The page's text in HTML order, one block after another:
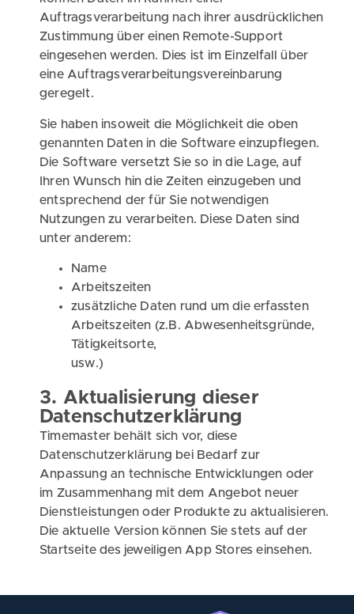
Auftragsverarbeitung nach ihrer ausdrücklichen
Zustimmung über einen Remote-Support
eingesehen werden. Dies ist im Einzelfall über
eine Auftragsverarbeitungsvereinbarung
geregelt.
Sie haben insoweit die Möglichkeit die oben
genannten Daten in die Software einzupflegen.
Die Software versetzt Sie so in die Lage, auf
Ihren Wunsch hin die Zeiten einzugeben und
entsprechend der für Sie notwendigen
Nutzungen zu verarbeiten. Diese Daten sind
unter anderem:
Name
Arbeitszeiten
zusätzliche Daten rund um die erfassten
Arbeitszeiten (z.B. Abwesenheitsgründe,
Tätigkeitsorte,
usw.)
3. Aktualisierung dieser
Datenschutzerklärung
Timemaster behält sich vor, diese
Datenschutzerklärung bei Bedarf zur
Anpassung an technische Entwicklungen oder
im Zusammenhang mit dem Angebot neuer
Dienstleistungen oder Produkte zu aktualisieren.
Die aktuelle Version können Sie stets auf der
Startseite des jeweiligen App Stores einsehen.